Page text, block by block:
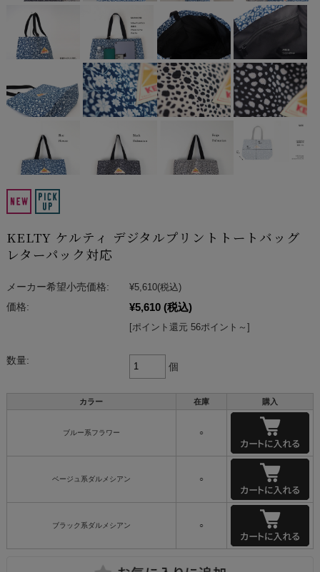
KELTY ケルティ デジタルプリントトートバッグ
レターパック対応
メーカー希望小売価格: ¥5,610(税込)
価格:
¥5,610 (税込)
[ポイント還元 56ポイント～]
数量:
個
カラー 在庫 購入
ブルー系フラワー ○
ベージュ系ダルメシアン ○
ブラック系ダルメシアン ○